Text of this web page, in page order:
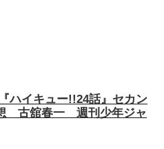
ハイキュー!!24話』セカン
古舘春一 週刊少年ジャ